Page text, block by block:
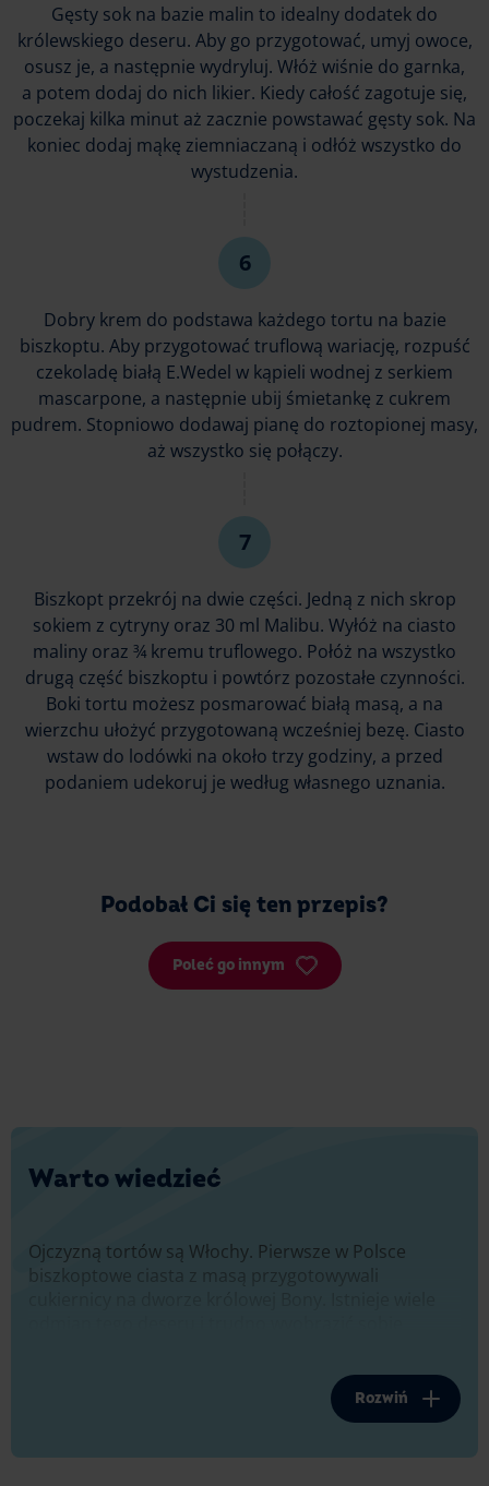
Gęsty sok na bazie malin to idealny dodatek do
królewskiego deseru. Aby go przygotować, umyj owoce,
osusz je, a następnie wydryluj. Włóż wiśnie do garnka,
a potem dodaj do nich likier. Kiedy całość zagotuje się,
poczekaj kilka minut aż zacznie powstawać gęsty sok. Na
koniec dodaj mąkę ziemniaczaną i odłóż wszystko do
wystudzenia.
Dobry krem do podstawa każdego tortu na bazie
biszkoptu. Aby przygotować truflową wariację, rozpuść
czekoladę białą E.Wedel w kąpieli wodnej z serkiem
mascarpone, a następnie ubij śmietankę z cukrem
pudrem. Stopniowo dodawaj pianę do roztopionej masy,
aż wszystko się połączy.
Biszkopt przekrój na dwie części. Jedną z nich skrop
sokiem z cytryny oraz 30 ml Malibu. Wyłóż na ciasto
maliny oraz ¾ kremu truflowego. Połóż na wszystko
drugą część biszkoptu i powtórz pozostałe czynności.
Boki tortu możesz posmarować białą masą, a na
wierzchu ułożyć przygotowaną wcześniej bezę. Ciasto
wstaw do lodówki na około trzy godziny, a przed
podaniem udekoruj je według własnego uznania.
Podobał Ci się ten przepis?
Poleć go innym
Warto wiedzieć
Ojczyzną tortów są Włochy. Pierwsze w Polsce
biszkoptowe ciasta z masą przygotowywali
tortu. Przygotuj go samodzielnie, w domu!
Na uroczystość weselną Napoleona III i Eugenii de
Rozwiń